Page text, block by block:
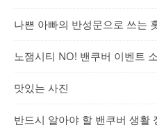
나쁜 아빠의 반성문으로 쓰는
노잼시티 NO! 밴쿠버 이벤트
맛있는 사진
반드시 알아야 할 밴쿠버 생활